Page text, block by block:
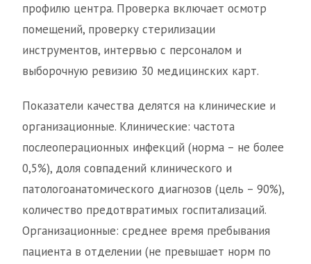
профилю центра. Проверка включает осмотр
помещений, проверку стерилизации
инструментов, интервью с персоналом и
выборочную ревизию 30 медицинских карт.
Показатели качества делятся на клинические и
организационные. Клинические: частота
послеоперационных инфекций (норма – не более
0,5%), доля совпадений клинического и
патологоанатомического диагнозов (цель – 90%),
количество предотвратимых госпитализаций.
Организационные: среднее время пребывания
пациента в отделении (не превышает норм по